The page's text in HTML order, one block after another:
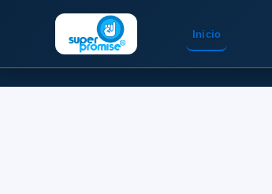
Inicio